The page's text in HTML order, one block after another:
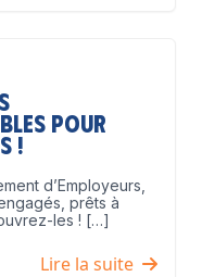
pour
!
d’Employeurs,
prêts à
les ! […]
Lire la suite